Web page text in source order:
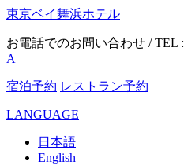
東京ベイ舞浜ホテル
お電話でのお問い合わせ / TEL :
A
宿泊予約 レストラン予約
LANGUAGE
日本語
English